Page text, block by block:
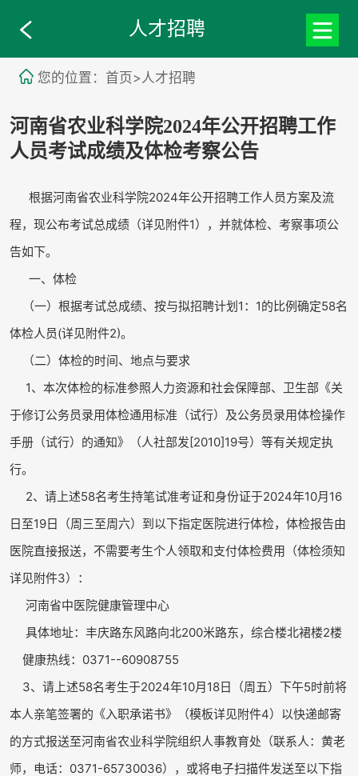
人才招聘
您的位置：首页>人才招聘
河南省农业科学院2024年公开招聘工作
人员考试成绩及体检考察公告
根据河南省农业科学院2024年公开招聘工作人员方案及流
程，现公布考试总成绩（详见附件1），并就体检、考察事项公
告如下。
一、体检
（一）根据考试总成绩、按与拟招聘计划1：1的比例确定58名
体检人员(详见附件2)。
（二）体检的时间、地点与要求
1、本次体检的标准参照人力资源和社会保障部、卫生部《关
于修订公务员录用体检通用标准（试行）及公务员录用体检操作
手册（试行）的通知》（人社部发[2010]19号）等有关规定执
行。
2、请上述58名考生持笔试准考证和身份证于2024年10月16
日至19日（周三至周六）到以下指定医院进行体检，体检报告由
医院直接报送，不需要考生个人领取和支付体检费用（体检须知
详见附件3）：
河南省中医院健康管理中心
具体地址：丰庆路东风路向北200米路东，综合楼北裙楼2楼
健康热线：0371--60908755
3、请上述58名考生于2024年10月18日（周五）下午5时前将
本人亲笔签署的《入职承诺书》（模板详见附件4）以快递邮寄
的方式报送至河南省农业科学院组织人事教育处（联系人：黄老
师，电话：0371-65730036），或将电子扫描件发送至以下指